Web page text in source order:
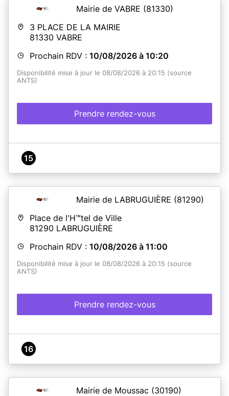
de passeports.
Ouvert tous les jours du lundi au vendredi de 9h à 12h et
de 14h à 17h, nous vous accueillerons sur rendez-vous
préalablement attribué via notre site internet
(www.lecres.fr).
En savoir plus
Mairie de VABRE (81330)
3 PLACE DE LA MAIRIE
81330 VABRE
Prochain RDV : 10/08/2026 à 10:20
Disponibilité mise à jour le 08/08/2026 à 20:15 (source
ANTS)
Prendre rendez-vous
15
Mairie de LABRUGUIÈRE (81290)
Place de l'H™tel de Ville
81290 LABRUGUIÈRE
Prochain RDV : 10/08/2026 à 11:00
Disponibilité mise à jour le 08/08/2026 à 20:15 (source
ANTS)
Prendre rendez-vous
16
Mairie de Moussac (30190)